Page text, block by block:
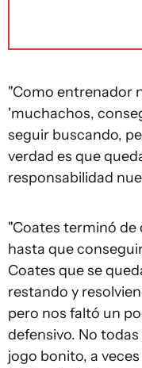
"Como entrenador
'muchachos,
seguir buscando,
verdad es que
responsabilidad
"Coates terminó de
hasta que
Coates que se
restando y
pero nos faltó un
defensivo. No
jogo bonito, a